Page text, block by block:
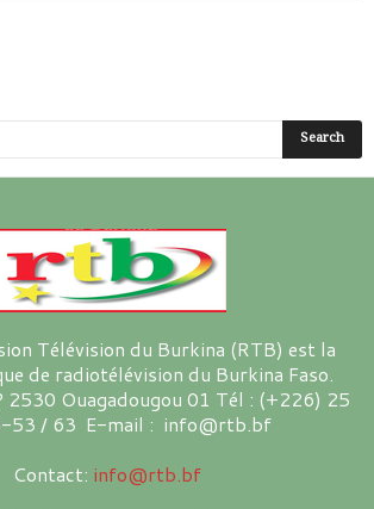
Télévision du Burkina (RTB) est la
de radiotélévision du Burkina Faso.
2530 Ouagadougou 01 Tél : (+226) 25
53 / 63 E-mail : info@rtb.bf
Contact: info@rtb.bf